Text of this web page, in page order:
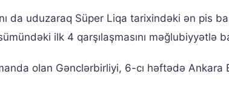
da uduzaraq Süper Liqa tarixindəki ən pis
ilk 4 qarşılaşmasını məğlubiyyətlə
olan Gənclərbirliyi, 6-cı həftədə Ankara